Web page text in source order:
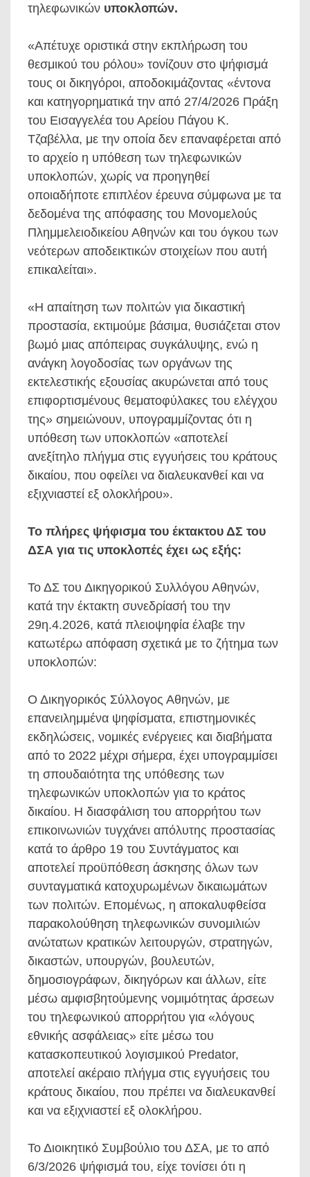
τηλεφωνικών υποκλοπών.
«Απέτυχε οριστικά στην εκπλήρωση του
θεσμικού του ρόλου» τονίζουν στο ψήφισμά
τους οι δικηγόροι, αποδοκιμάζοντας «έντονα
και κατηγορηματικά την από 27/4/2026 Πράξη
του Εισαγγελέα του Αρείου Πάγου Κ.
Τζαβέλλα, με την οποία δεν επαναφέρεται από
το αρχείο η υπόθεση των τηλεφωνικών
υποκλοπών, χωρίς να προηγηθεί
οποιαδήποτε επιπλέον έρευνα σύμφωνα με τα
δεδομένα της απόφασης του Μονομελούς
Πλημμελειοδικείου Αθηνών και του όγκου των
νεότερων αποδεικτικών στοιχείων που αυτή
επικαλείται».
«Η απαίτηση των πολιτών για δικαστική
προστασία, εκτιμούμε βάσιμα, θυσιάζεται στον
βωμό μιας απόπειρας συγκάλυψης, ενώ η
ανάγκη λογοδοσίας των οργάνων της
εκτελεστικής εξουσίας ακυρώνεται από τους
επιφορτισμένους θεματοφύλακες του ελέγχου
της» σημειώνουν, υπογραμμίζοντας ότι η
υπόθεση των υποκλοπών «αποτελεί
ανεξίτηλο πλήγμα στις εγγυήσεις του κράτους
δικαίου, που οφείλει να διαλευκανθεί και να
εξιχνιαστεί εξ ολοκλήρου».
Το πλήρες ψήφισμα του έκτακτου ΔΣ του
ΔΣΑ για τις υποκλοπές έχει ως εξής:
Το ΔΣ του Δικηγορικού Συλλόγου Αθηνών,
κατά την έκτακτη συνεδρίασή του την
29η.4.2026, κατά πλειοψηφία έλαβε την
κατωτέρω απόφαση σχετικά με το ζήτημα των
υποκλοπών:
Ο Δικηγορικός Σύλλογος Αθηνών, με
επανειλημμένα ψηφίσματα, επιστημονικές
εκδηλώσεις, νομικές ενέργειες και διαβήματα
από το 2022 μέχρι σήμερα, έχει υπογραμμίσει
τη σπουδαιότητα της υπόθεσης των
τηλεφωνικών υποκλοπών για το κράτος
δικαίου. Η διασφάλιση του απορρήτου των
επικοινωνιών τυγχάνει απόλυτης προστασίας
κατά το άρθρο 19 του Συντάγματος και
αποτελεί προϋπόθεση άσκησης όλων των
συνταγματικά κατοχυρωμένων δικαιωμάτων
των πολιτών. Επομένως, η αποκαλυφθείσα
παρακολούθηση τηλεφωνικών συνομιλιών
ανώτατων κρατικών λειτουργών, στρατηγών,
δικαστών, υπουργών, βουλευτών,
δημοσιογράφων, δικηγόρων και άλλων, είτε
μέσω αμφισβητούμενης νομιμότητας άρσεων
του τηλεφωνικού απορρήτου για «λόγους
εθνικής ασφάλειας» είτε μέσω του
κατασκοπευτικού λογισμικού Predator,
αποτελεί ακέραιο πλήγμα στις εγγυήσεις του
κράτους δικαίου, που πρέπει να διαλευκανθεί
και να εξιχνιαστεί εξ ολοκλήρου.
Το Διοικητικό Συμβούλιο του ΔΣΑ, με το από
6/3/2026 ψήφισμά του, είχε τονίσει ότι η